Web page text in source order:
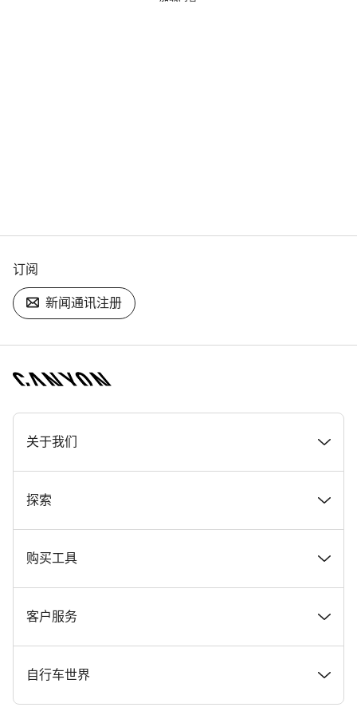
订阅
新闻通讯注册
[footer.linksList.title]
关于我们
奖项
在 Canyon 工作
Canyon 新闻发布室
条款和条件
探索
新闻和故事
提示和建议
Canyon Home Koblenz
购买工具
找到您梦寐以求的 Canyon 自行车
现货自行车
客户服务
支持中心
自行车世界